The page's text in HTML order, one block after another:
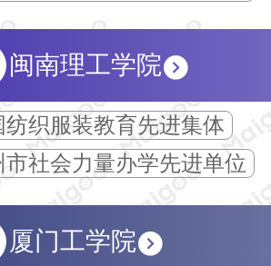
闽南理工学院
纺织服装教育先进集体
市社会力量办学先进单位
厦门工学院